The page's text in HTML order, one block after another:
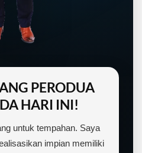
PERODUA
HARI INI!
untuk tempahan. Saya
impian memiliki